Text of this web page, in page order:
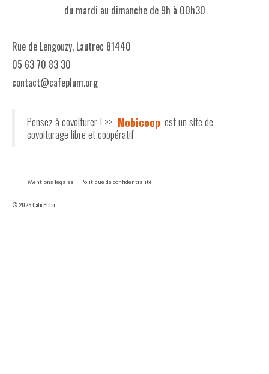
COMMANDER UN LIVRE
LES EXPOSITIONS
INFOS & ACCESSIBILITÉ
du mardi au dimanche de 9h à 00h30
Rue de Lengouzy, Lautrec 81440
05 63 70 83 30
contact@cafeplum.org
Pensez à covoiturer ! >> Mobicoop est un site de
covoiturage libre et coopératif
Mentions légales Politique de confidentialité
© 2026 Café Plùm